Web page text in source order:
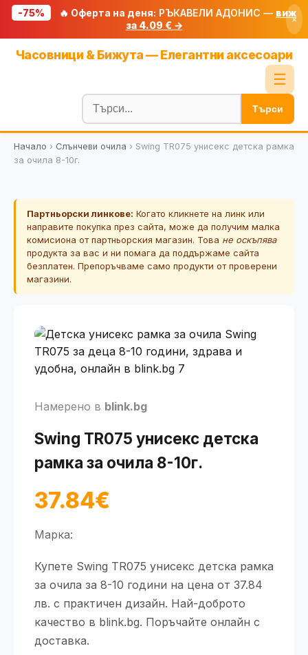
-75% 🔥 Оферта на деня: РЪКАВЕЛИ АДОНИС — виж
за 4.09 € →
×
Часовници & Бижута — Елегантни аксесоари
☰
Блог
🧮 Калкулатори
🔍 Намери продукт
🎟️ Купони
Търси
Начало › Слънчеви очила › Swing TR075 унисекс детска рамка
за очила 8-10г.
Партньорски линкове: Когато кликнете на линк или
направите покупка през сайта, може да получим малка
комисиона от партньорския магазин. Това не оскъпява
продукта за вас и ни помага да поддържаме сайта
безплатен. Препоръчваме само продукти от проверени
магазини.
Намерено в blink.bg
Swing TR075 унисекс детска
рамка за очила 8-10г.
37.84€
Марка:
Купете Swing TR075 унисекс детска рамка
за очила за 8-10 години на цена от 37.84
лв. с практичен дизайн. Най-доброто
качество в blink.bg. Поръчайте онлайн с
доставка.